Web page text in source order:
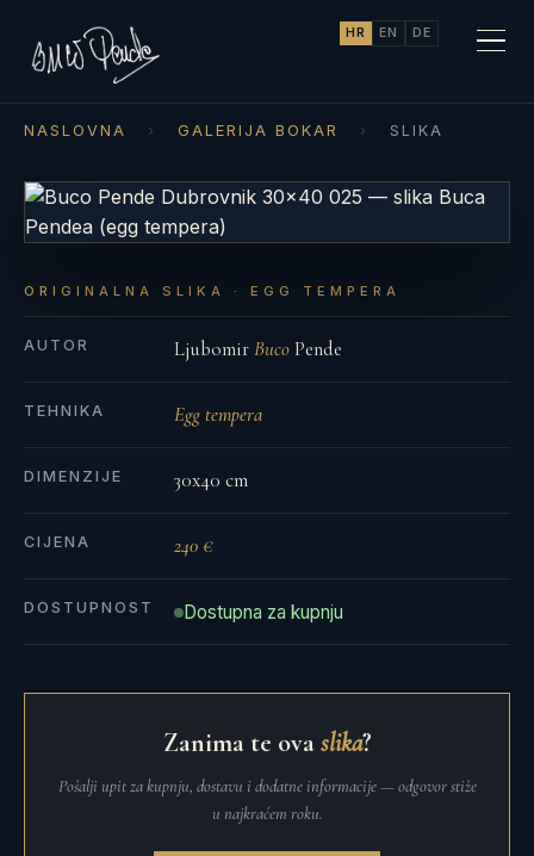
HR EN DE
NASLOVNA › GALERIJA BOKAR › SLIKA
ORIGINALNA SLIKA · EGG TEMPERA
AUTOR LjubomirBucoPende
TEHNIKA Egg tempera
DIMENZIJE 30x40 cm
CIJENA 240 €
DOSTUPNOST Dostupna za kupnju
Zanima te ovaslika?
Pošalji upit za kupnju, dostavu i dodatne informacije — odgovor stiže
u najkraćem roku.